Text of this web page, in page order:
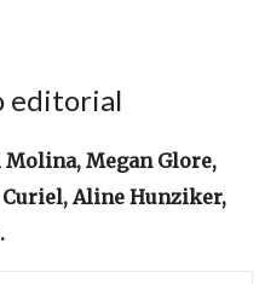
editorial
Megan Glore,
Aline Hunziker,